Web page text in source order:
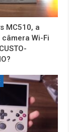
MC510, a
câmera Wi-Fi